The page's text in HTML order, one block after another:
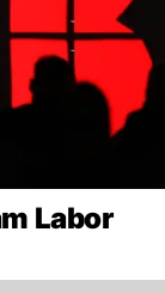
Labor